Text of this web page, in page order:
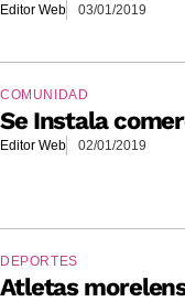
Editor Web 03/01/2019
COMUNIDAD
Se Instala
Editor Web 02/01/2019
DEPORTES
Atletas